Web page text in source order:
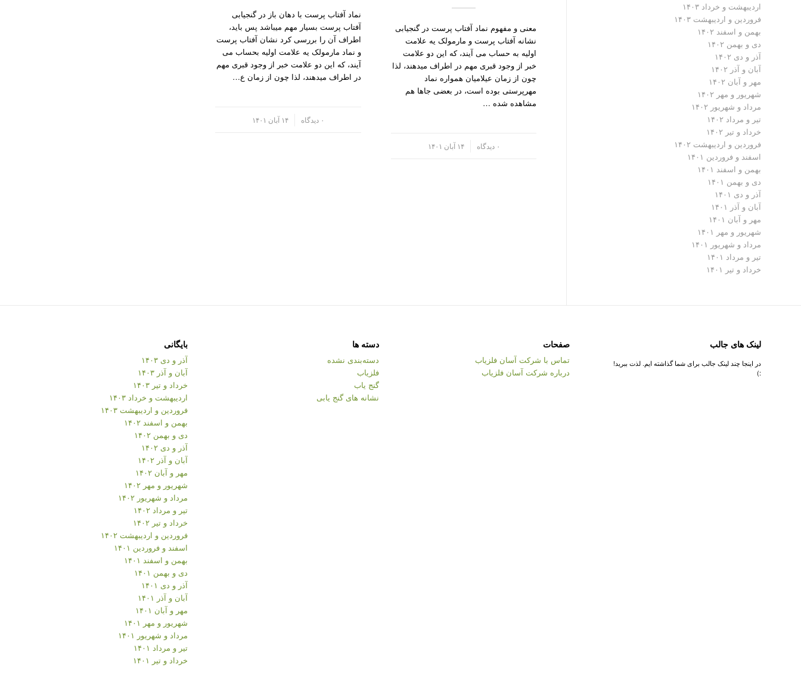
معنی و مفهوم نماد آفتاب پرست در گنجیابی
نشانه آفتاب پرست و مارمولک یه علامت
اولیه به حساب می آیند، که این دو علامت
خبر از وجود قبری مهم در اطراف میدهند، لذا
چون از زمان عیلامیان همواره نماد
مهرپرستی بوده است، در بعضی جاها هم
مشاهده شده …
۰ دیدگاه ۱۴ آبان ۱۴۰۱
نماد آفتاب پرست با دهان باز در گنجیابی
آفتاب پرست بسیار مهم میباشد پس باید،
اطراف آن را بررسی کرد نشان آفتاب پرست
و نماد مارمولک یه علامت اولیه بحساب می
آیند، که این دو علامت خبر از وجود قبری مهم
در اطراف میدهند، لذا چون از زمان ع…
۰ دیدگاه ۱۴ آبان ۱۴۰۱
اردیبهشت و خرداد ۱۴۰۳
فروردین و اردیبهشت ۱۴۰۳
بهمن و اسفند ۱۴۰۲
دی و بهمن ۱۴۰۲
آذر و دی ۱۴۰۲
آبان و آذر ۱۴۰۲
مهر و آبان ۱۴۰۲
شهریور و مهر ۱۴۰۲
مرداد و شهریور ۱۴۰۲
تیر و مرداد ۱۴۰۲
خرداد و تیر ۱۴۰۲
فروردین و اردیبهشت ۱۴۰۲
اسفند و فروردین ۱۴۰۱
بهمن و اسفند ۱۴۰۱
دی و بهمن ۱۴۰۱
آذر و دی ۱۴۰۱
آبان و آذر ۱۴۰۱
مهر و آبان ۱۴۰۱
شهریور و مهر ۱۴۰۱
مرداد و شهریور ۱۴۰۱
تیر و مرداد ۱۴۰۱
خرداد و تیر ۱۴۰۱
لینک های جالب
در اینجا چند لینک جالب برای شما گذاشته ایم. لذت ببرید!
:)
صفحات
تماس با شرکت آسان فلزیاب
درباره شرکت آسان فلزیاب
دسته ها
دسته‌بندی نشده
فلزیاب
گنج یاب
نشانه های گنج یابی
بایگانی
آذر و دی ۱۴۰۳
آبان و آذر ۱۴۰۳
خرداد و تیر ۱۴۰۳
اردیبهشت و خرداد ۱۴۰۳
فروردین و اردیبهشت ۱۴۰۳
بهمن و اسفند ۱۴۰۲
دی و بهمن ۱۴۰۲
آذر و دی ۱۴۰۲
آبان و آذر ۱۴۰۲
مهر و آبان ۱۴۰۲
شهریور و مهر ۱۴۰۲
مرداد و شهریور ۱۴۰۲
تیر و مرداد ۱۴۰۲
خرداد و تیر ۱۴۰۲
فروردین و اردیبهشت ۱۴۰۲
اسفند و فروردین ۱۴۰۱
بهمن و اسفند ۱۴۰۱
دی و بهمن ۱۴۰۱
آذر و دی ۱۴۰۱
آبان و آذر ۱۴۰۱
مهر و آبان ۱۴۰۱
شهریور و مهر ۱۴۰۱
مرداد و شهریور ۱۴۰۱
تیر و مرداد ۱۴۰۱
خرداد و تیر ۱۴۰۱